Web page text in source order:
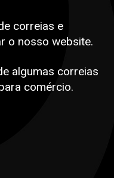
correias e
o nosso website.
algumas correias
comércio.